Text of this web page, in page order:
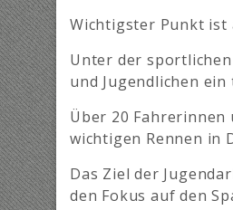
Wichtigster Punkt ist
Unter der
und Jugendlichen
Über 20
wichtigen Rennen in
Das Ziel der
den Fokus auf den